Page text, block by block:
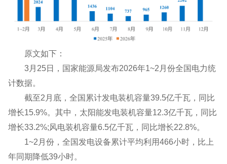
原文如下：
3月25日，国家能源局发布2026年1~2月份全国电力统
计数据。
截至2月底，全国累计发电装机容量39.5亿千瓦，同比
增长15.9%。其中，太阳能发电装机容量12.3亿千瓦，同比
增长33.2%;风电装机容量6.5亿千瓦，同比增长22.8%。
1~2月份，全国发电设备累计平均利用466小时，比上
年同期降低39小时。